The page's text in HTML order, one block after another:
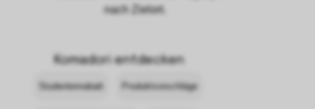
nach Zielort.
Komadori entdecken
Studentenrabatt Produktvorschläge